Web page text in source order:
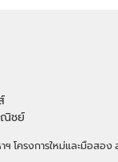
ณิชย์
ฯ โครงการใหม่และมือสอ